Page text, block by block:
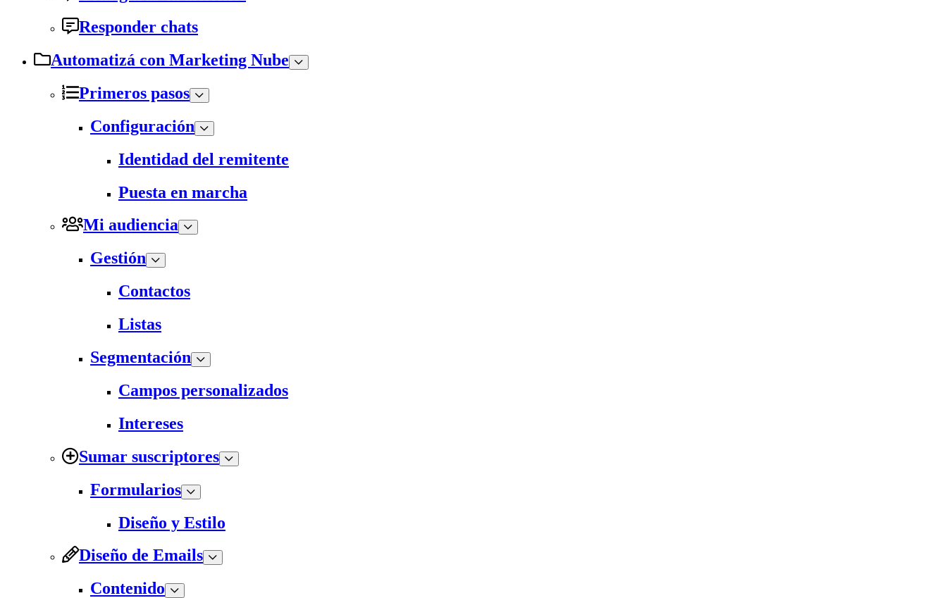
Responder chats
Automatizá con Marketing Nube
Primeros pasos
Configuración
Identidad del remitente
Puesta en marcha
Mi audiencia
Gestión
Contactos
Listas
Segmentación
Campos personalizados
Intereses
Sumar suscriptores
Formularios
Diseño y Estilo
Diseño de Emails
Contenido